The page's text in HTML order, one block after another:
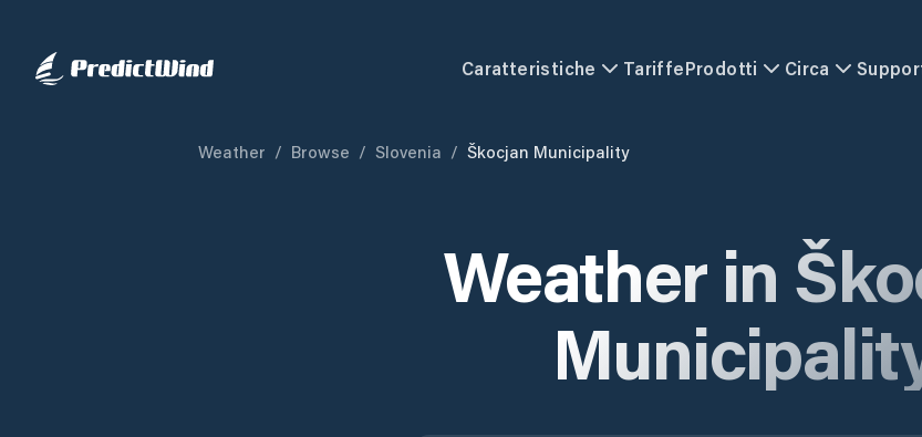
Caratteristiche TariffeProdotti Circa
Weather / Browse / Slovenia / Škocjan Municipality
Weather in